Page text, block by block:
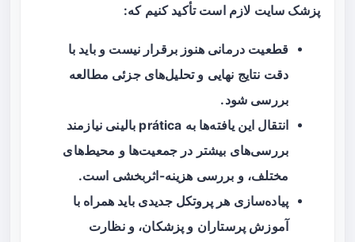
پزشک سایت لازم است تأکید کنیم که:
قطعیت درمانی هنوز برقرار نیست و باید با
دقت نتایج نهایی و تحلیل‌های جزئی مطالعه
بررسی شود.
انتقال این یافته‌ها به prática بالینی نیازمند
بررسی‌های بیشتر در جمعیت‌ها و محیط‌های
مختلف، و بررسی هزینه-اثربخشی است.
پیاده‌سازی هر پروتکل جدیدی باید همراه با
آموزش پرستاران و پزشکان، و نظارت